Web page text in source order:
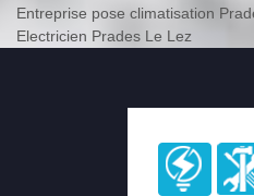
Entreprise pose climatisation
Electricien Prades Le Lez